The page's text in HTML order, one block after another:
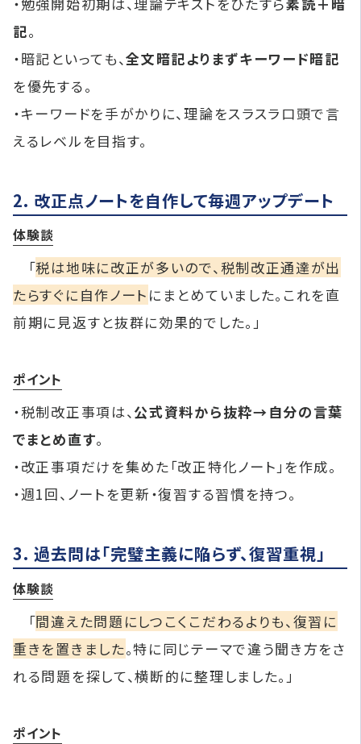
記。
・暗記といっても、全文暗記よりまずキーワード暗記
を優先する。
・キーワードを手がかりに、理論をスラスラ口頭で言
えるレベルを目指す。
2. 改正点ノートを自作して毎週アップデート
体験談
「税は地味に改正が多いので、税制改正通達が出
たらすぐに自作ノート にまとめていました。これを直
前期に見返すと抜群に効果的でした。」
ポイント
・税制改正事項は、公式資料から抜粋→自分の言葉
でまとめ直す。
・改正事項だけを集めた「改正特化ノート」を作成。
・週1回、ノートを更新・復習する習慣を持つ。
3. 過去問は「完璧主義に陥らず、復習重視」
体験談
「間違えた問題にしつこくこだわるよりも、復習に
重きを置きました。特に同じテーマで違う聞き方をさ
れる問題を探して、横断的に整理しました。」
ポイント